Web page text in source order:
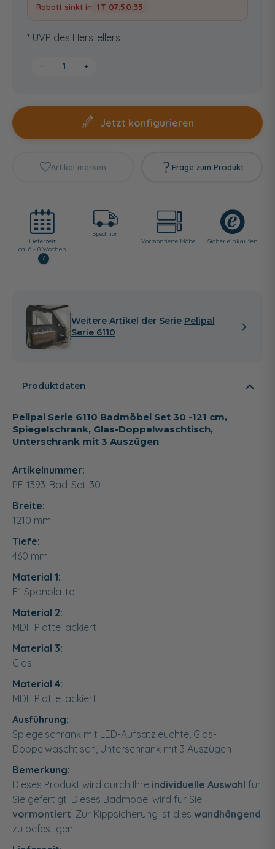
Rabatt sinkt in 1T 07:50:32
* UVP des Herstellers
+
Jetzt konfigurieren
Artikel merken Frage zum Produkt
Lieferzeit:
ca. 6 - 8 Wochen
i
Spedition
Vormontierte Möbel
Sicher einkaufen
Weitere Artikel der Serie Pelipal
Serie 6110
Produktdaten
Pelipal Serie 6110 Badmöbel Set 30 -121 cm,
Spiegelschrank, Glas-Doppelwaschtisch,
Unterschrank mit 3 Auszügen
Artikelnummer:
PE-1393-Bad-Set-30
Breite:
1210 mm
Tiefe:
460 mm
Material 1:
E1 Spanplatte
Material 2:
MDF Platte lackiert
Material 3:
Glas
Material 4:
MDF Platte lackiert
Ausführung:
Spiegelschrank mit LED-Aufsatzleuchte, Glas-
Doppelwaschtisch, Unterschrank mit 3 Auszügen
Bemerkung:
Dieses Produkt wird durch Ihre individuelle Auswahl für
Sie gefertigt. Dieses Badmöbel wird für Sie
vormontiert. Zur Kippsicherung ist dies wandhängend
zu befestigen.